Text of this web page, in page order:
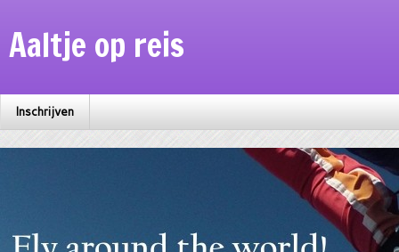
Aaltje op reis
Inschrijven